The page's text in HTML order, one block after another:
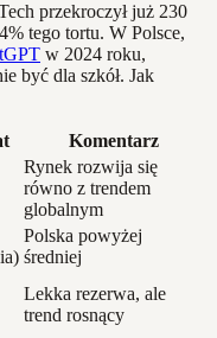
przekroczył już 230
tego tortu. W Polsce,
w 2024 roku,
być dla szkół. Jak
Komentarz
Rynek rozwija się
równo z trendem
globalnym
Polska powyżej
średniej
Lekka rezerwa, ale
trend rosnący